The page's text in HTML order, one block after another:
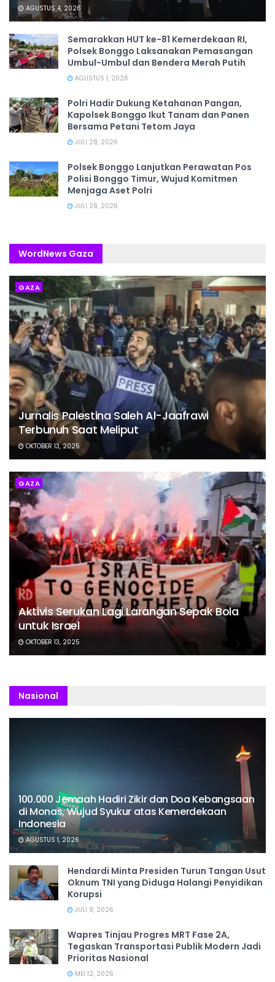
AGUSTUS 4, 2026
Semarakkan HUT ke-81 Kemerdekaan RI,
Polsek Bonggo Laksanakan Pemasangan
Umbul-Umbul dan Bendera Merah Putih
AGUSTUS 1, 2026
Polri Hadir Dukung Ketahanan Pangan,
Kapolsek Bonggo Ikut Tanam dan Panen
Bersama Petani Tetom Jaya
JULI 28, 2026
Polsek Bonggo Lanjutkan Perawatan Pos
Polisi Bonggo Timur, Wujud Komitmen
Menjaga Aset Polri
JULI 28, 2026
WordNews Gaza
GAZA
Jurnalis Palestina Saleh Al-Jaafrawi
Terbunuh Saat Meliput
OKTOBER 13, 2025
GAZA
Aktivis Serukan Lagi Larangan Sepak Bola
untuk Israel
OKTOBER 13, 2025
Nasional
100.000 Jemaah Hadiri Zikir dan Doa Kebangsaan
di Monas, Wujud Syukur atas Kemerdekaan
Indonesia
AGUSTUS 1, 2026
Hendardi Minta Presiden Turun Tangan Usut
Oknum TNI yang Diduga Halangi Penyidikan
Korupsi
JULI 9, 2026
Wapres Tinjau Progres MRT Fase 2A,
Tegaskan Transportasi Publik Modern Jadi
Prioritas Nasional
MEI 12, 2026